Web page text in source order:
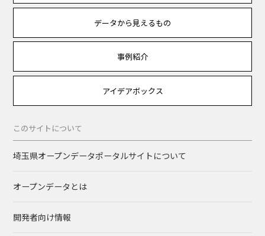
データから見えるもの
事例紹介
アイデアボックス
このサイトについて
埼玉県オープンデータポータルサイトについて
オープンデータとは
開発者向け情報